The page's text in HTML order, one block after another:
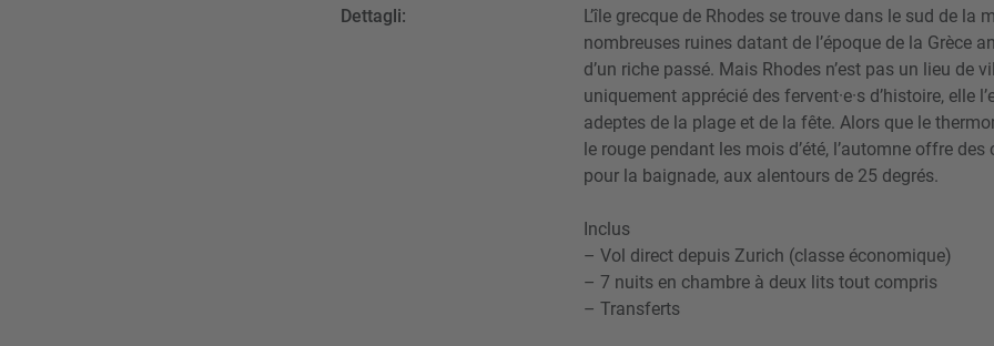
Dettagli:
L’île grecque de Rhodes se trouve dans le sud de la
nombreuses ruines datant de l’époque de la Grèce
d’un riche passé. Mais Rhodes n’est pas un lieu de
uniquement apprécié des fervent·e·s d’histoire, elle
adeptes de la plage et de la fête. Alors que le
le rouge pendant les mois d’été, l’automne offre
pour la baignade, aux alentours de 25 degrés.
Inclus
– Vol direct depuis Zurich (classe économique)
– 7 nuits en chambre à deux lits tout compris
– Transferts